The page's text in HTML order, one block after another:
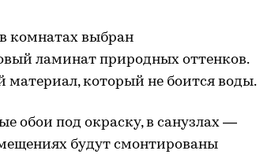
комнатах выбран
ламинат природных оттенков.
который не боится воды.
обои под окраску, в санузлах —
будут смонтированы